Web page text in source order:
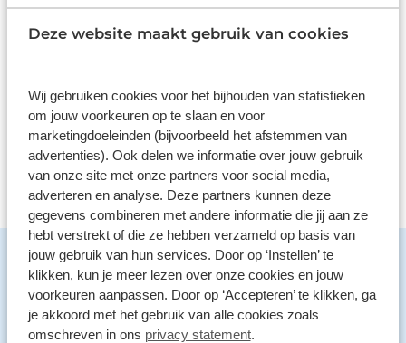
Deze website maakt gebruik van cookies
Wij gebruiken cookies voor het bijhouden van statistieken
om jouw voorkeuren op te slaan en voor
marketingdoeleinden (bijvoorbeeld het afstemmen van
advertenties). Ook delen we informatie over jouw gebruik
van onze site met onze partners voor social media,
adverteren en analyse. Deze partners kunnen deze
gegevens combineren met andere informatie die jij aan ze
hebt verstrekt of die ze hebben verzameld op basis van
jouw gebruik van hun services. Door op ‘Instellen’ te
klikken, kun je meer lezen over onze cookies en jouw
voorkeuren aanpassen. Door op ‘Accepteren’ te klikken, ga
je akkoord met het gebruik van alle cookies zoals
omschreven in ons privacy statement.
3 61 reviews
1 26 reviews
Bekijk alle reviews
Benieuwd naar de mogelijkheden?
We staan voor je klaar en helpen graag.
Stuur een bericht